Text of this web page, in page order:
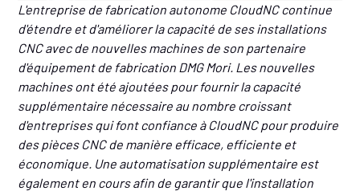
L'entreprise de fabrication autonome CloudNC continue
d'étendre et d'améliorer la capacité de ses installations
CNC avec de nouvelles machines de son partenaire
d'équipement de fabrication DMG Mori. Les nouvelles
machines ont été ajoutées pour fournir la capacité
supplémentaire nécessaire au nombre croissant
d'entreprises qui font confiance à CloudNC pour produire
des pièces CNC de manière efficace, efficiente et
économique. Une automatisation supplémentaire est
également en cours afin de garantir que l'installation